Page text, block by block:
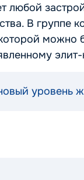
любой
В группе
можно
элит-
уровень